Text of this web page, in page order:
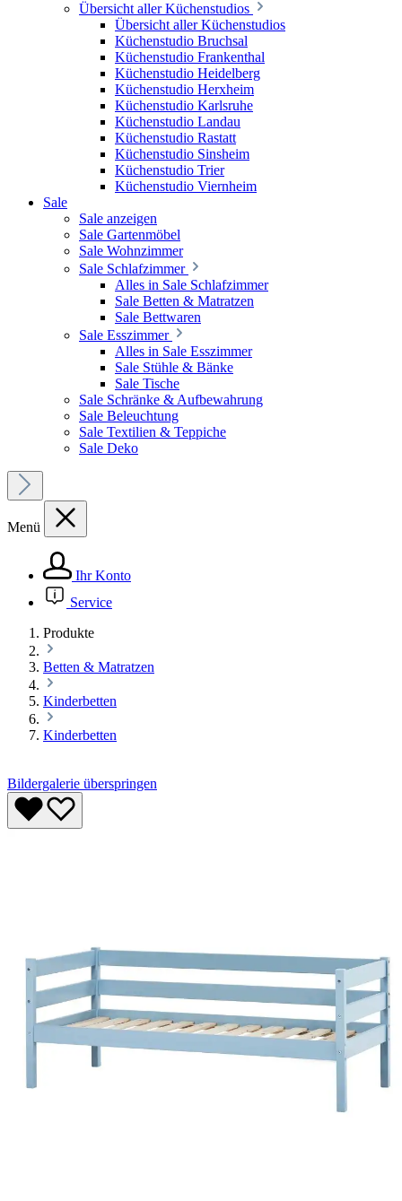
Übersicht aller Küchenstudios
Übersicht aller Küchenstudios
Küchenstudio Bruchsal
Küchenstudio Frankenthal
Küchenstudio Heidelberg
Küchenstudio Herxheim
Küchenstudio Karlsruhe
Küchenstudio Landau
Küchenstudio Rastatt
Küchenstudio Sinsheim
Küchenstudio Trier
Küchenstudio Viernheim
Sale
Sale anzeigen
Sale Gartenmöbel
Sale Wohnzimmer
Sale Schlafzimmer
Alles in Sale Schlafzimmer
Sale Betten & Matratzen
Sale Bettwaren
Sale Esszimmer
Alles in Sale Esszimmer
Sale Stühle & Bänke
Sale Tische
Sale Schränke & Aufbewahrung
Sale Beleuchtung
Sale Textilien & Teppiche
Sale Deko
Menü
Ihr Konto
Service
Produkte
Betten & Matratzen
Kinderbetten
Kinderbetten
Bildergalerie überspringen